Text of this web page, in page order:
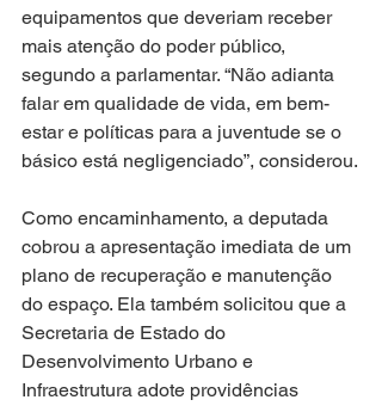
equipamentos que deveriam receber
mais atenção do poder público,
segundo a parlamentar. “Não adianta
falar em qualidade de vida, em bem-
estar e políticas para a juventude se o
básico está negligenciado”, considerou.
Como encaminhamento, a deputada
cobrou a apresentação imediata de um
plano de recuperação e manutenção
do espaço. Ela também solicitou que a
Secretaria de Estado do
Desenvolvimento Urbano e
Infraestrutura adote providências